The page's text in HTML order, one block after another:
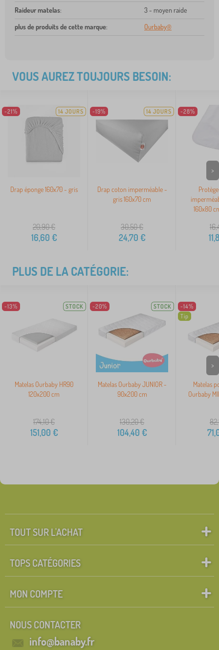
Raideur matelas:
3 - moyen raide
plus de produits de cette marque: Ourbaby®
VOUS AUREZ TOUJOURS BESOIN:
-21% 14 JOURS
Drap éponge 160x70 - gris
20,90€
16,60 €
-19% 14 JOURS
Drap coton imperméable -
gris 160x70 cm
30,50€
24,70 €
-28%
160x80
>
PLUS DE LA CATÉGORIE:
-13% STOCK
Matelas Ourbaby HR90
120x200 cm
174,10€
151,00 €
-20% STOCK
Matelas Ourbaby JUNIOR -
90x200 cm
130,20€
104,40 €
-14%
Tip
Matelas
Ourbaby
>
TOUT SUR L'ACHAT
TOPS CATÉGORIES
MON COMPTE
NOUS CONTACTER
info@banaby.fr